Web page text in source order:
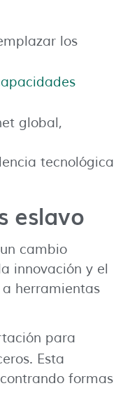
los
global,
tecnológica
eslavo
cambio
innovación y el
herramientas
para
Esta
formas